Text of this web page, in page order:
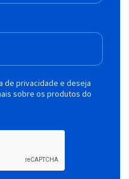
de privacidade e deseja
sobre os produtos do